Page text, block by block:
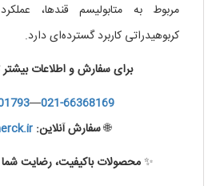
مربوط به متابولیسم قندها،
کربوهیدراتی کاربرد گسترده‌ای دارد.
برای سفارش و اطلاعات
021-66368169
—
🌐سفارش آنلاین:
✨محصولات باکیفیت، رضایت